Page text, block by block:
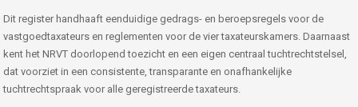
Dit register handhaaft eenduidige gedrags- en beroepsregels voor de
vastgoedtaxateurs en reglementen voor de vier taxateurskamers. Daarnaast
kent het NRVT doorlopend toezicht en een eigen centraal tuchtrechtstelsel,
dat voorziet in een consistente, transparante en onafhankelijke
tuchtrechtspraak voor alle geregistreerde taxateurs.